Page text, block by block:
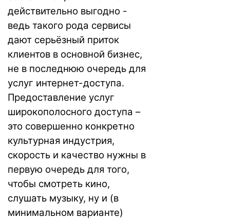
действительно выгодно -
ведь такого рода сервисы
дают серьёзный приток
клиентов в основной бизнес,
не в последнюю очередь для
услуг интернет-доступа.
Предоставление услуг
широкополосного доступа –
это совершенно конкретно
культурная индустрия,
скорость и качество нужны в
первую очередь для того,
чтобы смотреть кино,
слушать музыку, ну и (в
минимальном варианте)